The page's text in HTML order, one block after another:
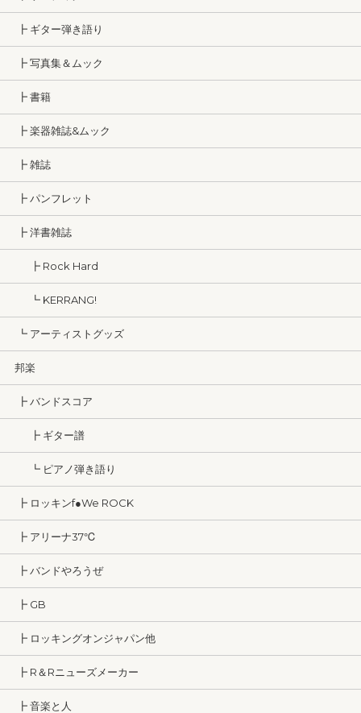
┣ ギター弾き語り
┣ 写真集＆ムック
┣ 書籍
┣ 楽器雑誌&ムック
┣ 雑誌
┣ パンフレット
┣ 洋書雑誌
┣ Rock Hard
┗ KERRANG!
┗ アーティストグッズ
邦楽
┣ バンドスコア
┣ ギター譜
┗ ピアノ弾き語り
┣ ロッキンf●We ROCK
┣ アリーナ37℃
┣ バンドやろうぜ
┣ GB
┣ ロッキングオンジャパン他
┣ R＆Rニューズメーカー
┣ 音楽と人